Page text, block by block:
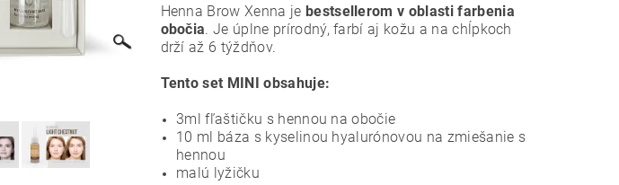
Henna Brow Xenna je bestsellerom v oblasti farbenia
obočia. Je úplne prírodný, farbí aj kožu a na chĺpkoch
drží až 6 týždňov.
Tento set MINI obsahuje:
3ml fľaštičku s hennou na obočie
10 ml báza s kyselinou hyalurónovou na zmiešanie s
hennou
malú lyžičku